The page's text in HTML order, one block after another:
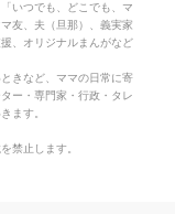
いつでも、どこでも、マ
友、夫（旦那）、義実家
、オリジナルまんがなど
きなど、ママの日常に寄
ー・専門家・行政・タレ
ます。
禁止します。